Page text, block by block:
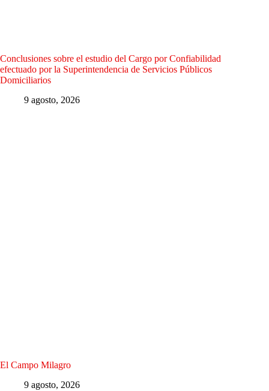
Conclusiones sobre el estudio del Cargo por Confiabilidad
efectuado por la Superintendencia de Servicios Públicos
Domiciliarios
9 agosto, 2026
El Campo Milagro
9 agosto, 2026